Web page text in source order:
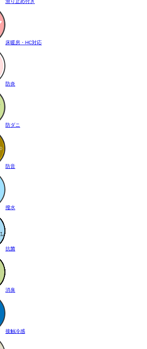
滑り止め付き
床暖房・HC対応
防炎
防ダニ
防音
撥水
抗菌
消臭
接触冷感